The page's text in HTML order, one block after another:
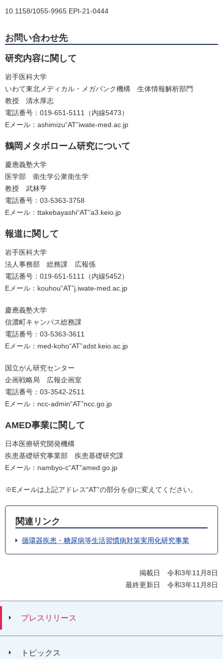
10.1158/1055-9965.EPI-21-0444
お問い合わせ先
研究内容に関して
岩手医科大学
いわて東北メディカル・メガバンク機構 生体情報解析部門
教授 清水厚志
電話番号：019-651-5111（内線5473）
Eメール：ashimizu“AT”iwate-med.ac.jp
鶴岡メタボローム研究について
慶應義塾大学
医学部 衛生学公衆衛生学
教授 武林亨
電話番号：03-5363-3758
Eメール：ttakebayashi“AT”a3.keio.jp
報道に関して
岩手医科大学
法人事務部 総務課 広報係
電話番号：019-651-5111（内線5452）
Eメール：kouhou“AT”j.iwate-med.ac.jp
慶應義塾大学
信濃町キャンパス総務課
電話番号：03-5363-3611
Eメール：med-koho“AT”adst.keio.ac.jp
国立がん研究センター
企画戦略局 広報企画室
電話番号：03-3542-2511
Eメール：ncc-admin“AT”ncc.go.jp
AMED事業に関して
日本医療研究開発機構
疾患基礎研究事業部 疾患基礎研究課
Eメール：nambyo-c“AT”amed.go.jp
※Eメールは上記アドレス“AT”の部分を@に変えてください。
関連リンク
循環器疾患・糖尿病等生活習慣病対策実用化研究事業
掲載日 令和3年11月8日
最終更新日 令和3年11月8日
プレスリリース
トピックス